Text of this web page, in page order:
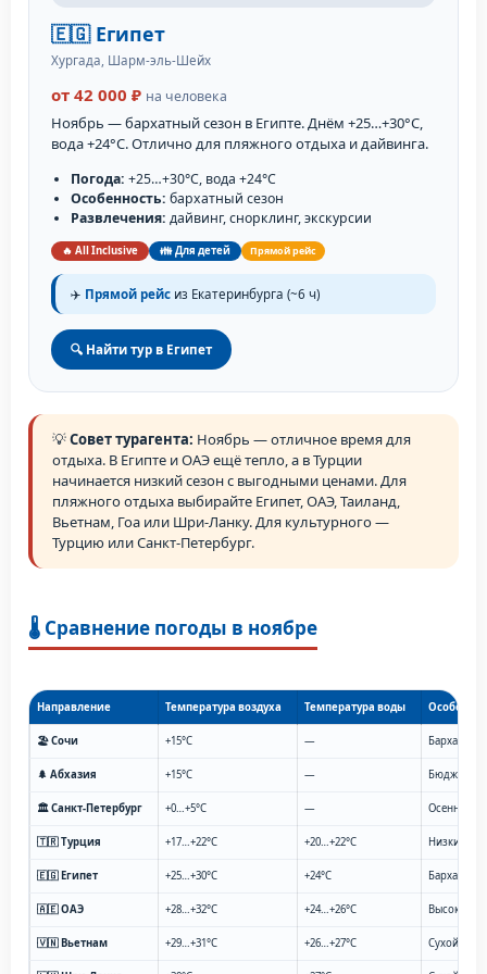
🇪🇬 Египет
Хургада, Шарм-эль-Шейх
от 42 000 ₽ на человека
Ноябрь — бархатный сезон в Египте. Днём +25…+30°C,
вода +24°C. Отлично для пляжного отдыха и дайвинга.
Погода: +25…+30°C, вода +24°C
Особенность: бархатный сезон
Развлечения: дайвинг, снорклинг, экскурсии
🔥 All Inclusive 👪 Для детей Прямой рейс
✈️ Прямой рейс из Екатеринбурга (~6 ч)
🔍 Найти тур в Египет
💡Совет турагента: Ноябрь — отличное время для
отдыха. В Египте и ОАЭ ещё тепло, а в Турции
начинается низкий сезон с выгодными ценами. Для
пляжного отдыха выбирайте Египет, ОАЭ, Таиланд,
Вьетнам, Гоа или Шри-Ланку. Для культурного —
Турцию или Санкт-Петербург.
🌡️ Сравнение погоды в ноябре
Направление Температура воздуха Температура воды
🏖️ Сочи +15°C — Бархатный
🌲 Абхазия +15°C —
🏛️ Санкт-Петербург +0…+5°C — Осенняя
🇹🇷 Турция +17…+22°C +20…+22°C Низкий
🇪🇬 Египет +25…+30°C +24°C Бархатный
🇦🇪 ОАЭ +28…+32°C +24…+26°C Высокий
🇻🇳 Вьетнам +29…+31°C +26…+27°C Сухой